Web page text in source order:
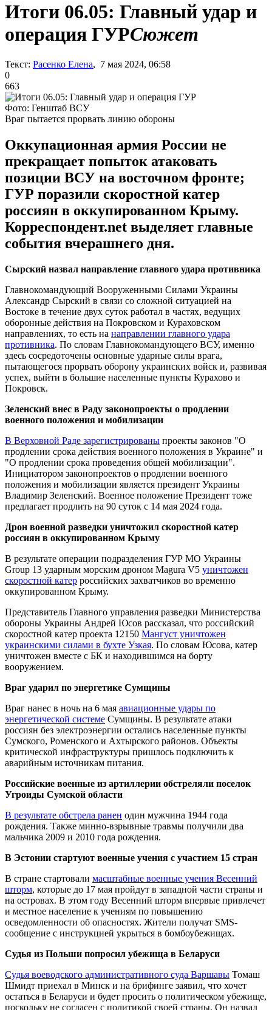
Итоги 06.05: Главный удар и
операция ГУРСюжет
Текст: Расенко Елена, 7 мая 2024, 06:58
0
663
Фото: Генштаб ВСУ
Враг пытается прорвать линию обороны
Оккупационная армия России не
прекращает попыток атаковать
позиции ВСУ на восточном фронте;
ГУР поразили скоростной катер
россиян в оккупированном Крыму.
Корреспондент.net выделяет главные
события вчерашнего дня.
Сырский назвал направление главного удара противника
Главнокомандующий Вооруженными Силами Украины
Александр Сырский в связи со сложной ситуацией на
Востоке в течение двух суток работал в частях, ведущих
оборонные действия на Покровском и Кураховском
направлениях, то есть на направлении главного удара
противника. По словам Главнокомандующего ВСУ, именно
здесь сосредоточены основные ударные силы врага,
пытающегося прорвать оборону украинских войск и, развивая
успех, выйти в большие населенные пункты Курахово и
Покровск.
Зеленский внес в Раду законопроекты о продлении
военного положения и мобилизации
В Верховной Раде зарегистрированы проекты законов "О
продлении срока действия военного положения в Украине" и
"О продлении срока проведения общей мобилизации".
Инициатором законопроектов о продлении военного
положения и мобилизации является президент Украины
Владимир Зеленский. Военное положение Президент тоже
предлагает продлить на 90 суток с 14 мая 2024 года.
Дрон военной разведки уничтожил скоростной катер
россиян в оккупированном Крыму
В результате операции подразделения ГУР МО Украины
Group 13 ударным морским дроном Magura V5 уничтожен
скоростной катер российских захватчиков во временно
оккупированном Крыму.
Представитель Главного управления разведки Министерства
обороны Украины Андрей Юсов рассказал, что российский
скоростной катер проекта 12150 Мангуст уничтожен
украинскими силами в бухте Узкая. По словам Юсова, катер
уничтожен вместе с БК и находившимся на борту
вооружением.
Враг ударил по энергетике Сумщины
Враг нанес в ночь на 6 мая авиационные удары по
энергетической системе Сумщины. В результате атаки
россиян без электроэнергии остались населенные пункты
Сумского, Роменского и Ахтырского районов. Объекты
критической инфраструктуры пришлось подключить к
аварийным источникам питания.
Российские военные из артиллерии обстреляли поселок
Угроиды Сумской области
В результате обстрела ранен один мужчина 1944 года
рождения. Также минно-взрывные травмы получили два
мальчика 2009 и 2010 года рождения.
В Эстонии стартуют военные учения с участием 15 стран
В стране стартовали масштабные военные учения Весенний
шторм, которые до 17 мая пройдут в западной части страны и
на островах. В этом году Весенний шторм впервые привлечет
и местное население к учениям по повышению
осведомленности об опасностях. Жители получат SMS-
сообщение с инструкцией укрыться в бомбоубежищах.
Судья из Польши попросил убежища в Беларуси
Судья воеводского административного суда Варшавы Томаш
Шмидт приехал в Минск и на брифинге заявил, что хочет
остаться в Беларуси и будет просить о политическом убежище,
поскольку не согласен с политикой своей страны. Он назвал